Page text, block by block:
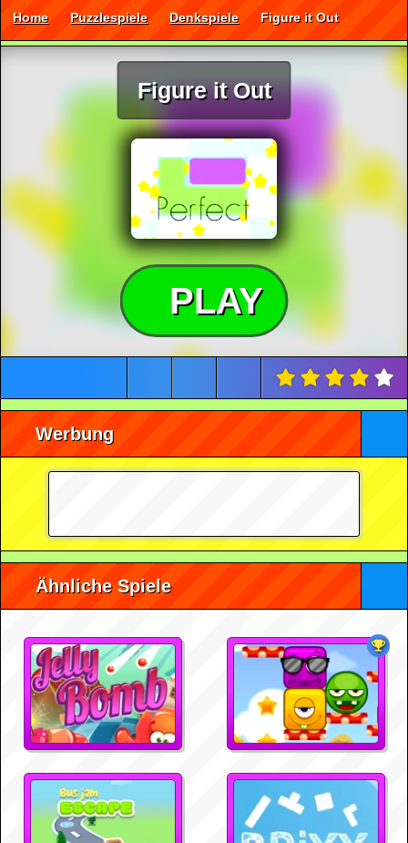
Home Puzzlespiele Denkspiele Figure it Out
Figure it Out
PLAY
Werbung
Ähnliche Spiele